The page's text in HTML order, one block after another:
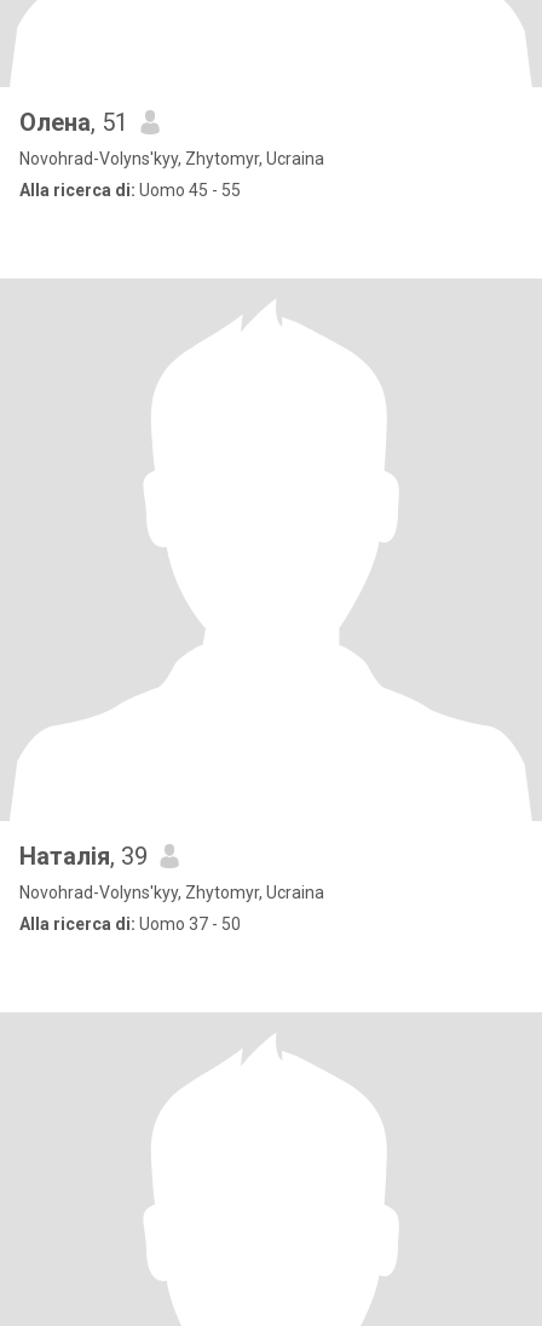
Олена, 51
Novohrad-Volyns'kyy, Zhytomyr, Ucraina
Alla ricerca di: Uomo 45 - 55
Наталія, 39
Novohrad-Volyns'kyy, Zhytomyr, Ucraina
Alla ricerca di: Uomo 37 - 50